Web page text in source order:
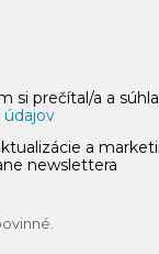
si prečítal/a a
údajov
a
newslettera